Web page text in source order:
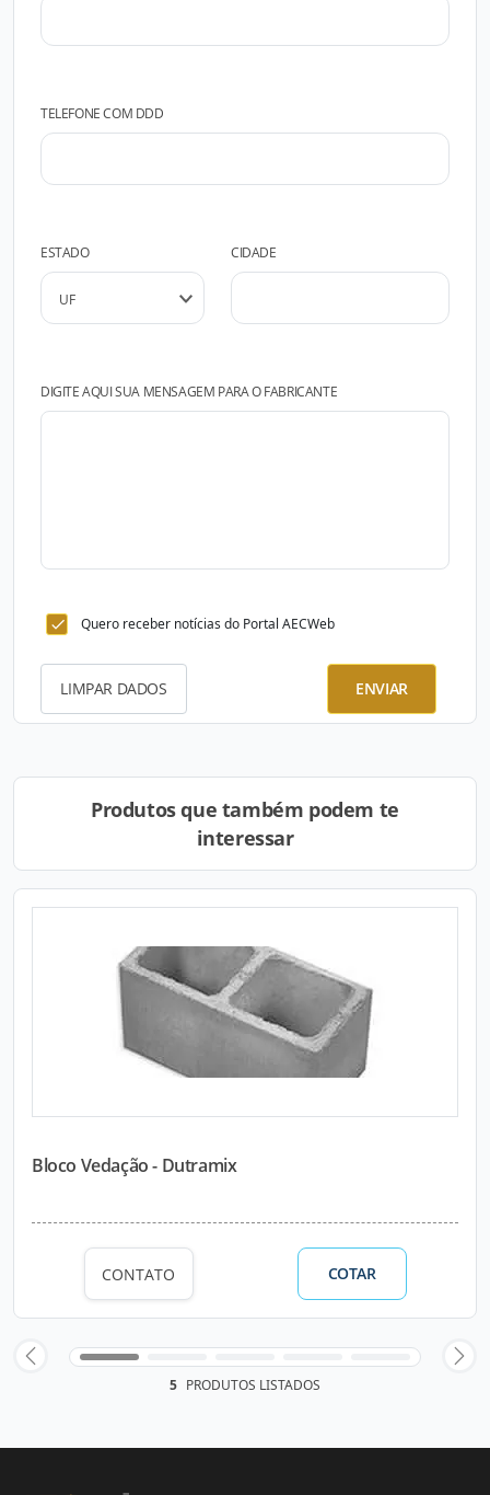
TELEFONE COM DDD
ESTADO CIDADE
DIGITE AQUI SUA MENSAGEM PARA O FABRICANTE
Quero receber notícias do Portal AECWeb
LIMPAR DADOS ENVIAR
Produtos que também podem te
interessar
Bloco Vedação - Dutramix
CONTATO COTAR
5 PRODUTOS LISTADOS